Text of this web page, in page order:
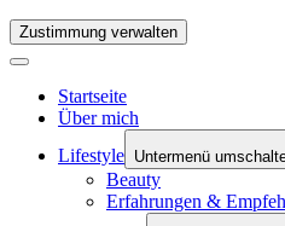
Zustimmung verwalten
Startseite
Über mich
Lifestyle Untermenü
Beauty
Erfahrungen &